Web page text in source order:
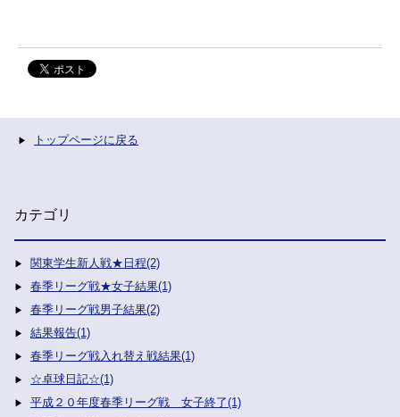
トップページに戻る
カテゴリ
関東学生新人戦★日程(2)
春季リーグ戦★女子結果(1)
春季リーグ戦男子結果(2)
結果報告(1)
春季リーグ戦入れ替え戦結果(1)
☆卓球日記☆(1)
平成２０年度春季リーグ戦 女子終了(1)